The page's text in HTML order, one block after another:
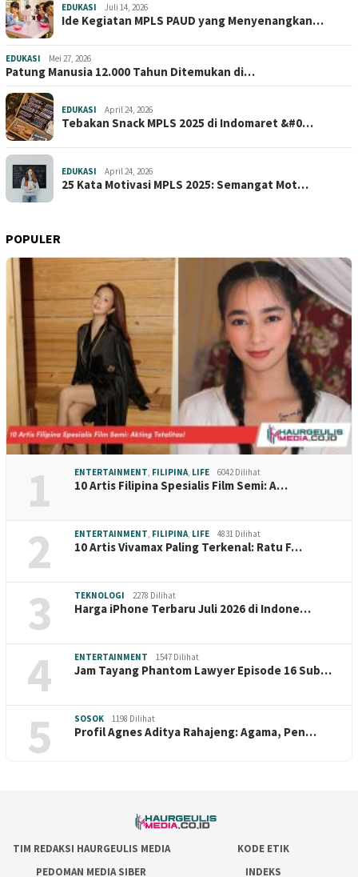
EDUKASI Juli 14, 2026
Ide Kegiatan MPLS PAUD yang Menyenangkan…
EDUKASI Mei 27, 2026
Patung Manusia 12.000 Tahun Ditemukan di…
EDUKASI April 24, 2026
Tebakan Snack MPLS 2025 di Indomaret &#0…
EDUKASI April 24, 2026
25 Kata Motivasi MPLS 2025: Semangat Mot…
POPULER
1 ENTERTAINMENT, FILIPINA, LIFE 6042 Dilihat
10 Artis Filipina Spesialis Film Semi: A…
2 ENTERTAINMENT, FILIPINA, LIFE 4831 Dilihat
10 Artis Vivamax Paling Terkenal: Ratu F…
3 TEKNOLOGI 2278 Dilihat
Harga iPhone Terbaru Juli 2026 di Indone…
4 ENTERTAINMENT 1547 Dilihat
Jam Tayang Phantom Lawyer Episode 16 Sub…
5 SOSOK 1198 Dilihat
Profil Agnes Aditya Rahajeng: Agama, Pen…
TIM REDAKSI HAURGEULIS MEDIA
KODE ETIK
PEDOMAN MEDIA SIBER
INDEKS